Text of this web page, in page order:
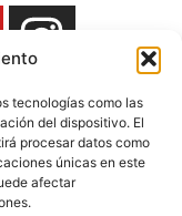
tecnologías como las
del dispositivo. El
procesar datos como
únicas en este
afectar